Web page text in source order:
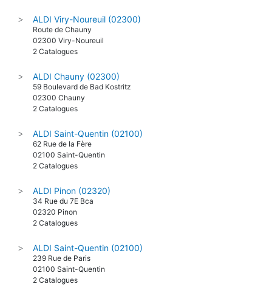
> ALDI Viry-Noureuil (02300)
Route de Chauny
02300 Viry-Noureuil
2 Catalogues
> ALDI Chauny (02300)
59 Boulevard de Bad Kostritz
02300 Chauny
2 Catalogues
> ALDI Saint-Quentin (02100)
62 Rue de la Fère
02100 Saint-Quentin
2 Catalogues
> ALDI Pinon (02320)
34 Rue du 7E Bca
02320 Pinon
2 Catalogues
> ALDI Saint-Quentin (02100)
239 Rue de Paris
02100 Saint-Quentin
2 Catalogues